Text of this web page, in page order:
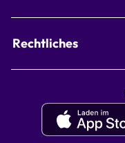
Rechtliches
Apple